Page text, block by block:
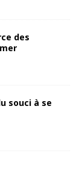
des
souci à se